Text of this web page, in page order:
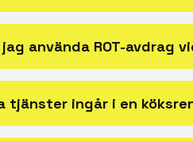
jag använda ROT-avdrag
tjänster ingår i en